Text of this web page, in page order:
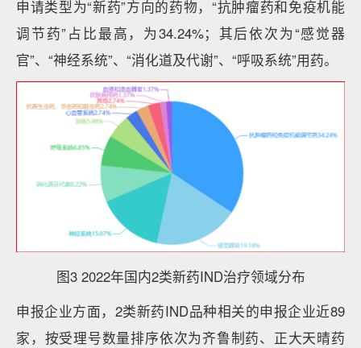
申请类型为“新药”方向的药物，“抗肿瘤药和免疫机能
调节药”占比最高，为34.24%；其后依次为“感觉器
官”、“神经系统”、“消化道及代谢”、“呼吸系统”用药。
图3 2022年国内2类新药IND治疗领域分布
申报企业方面，2类新药IND品种相关的申报企业近89
家，按受理号数量排序依次为齐鲁制药、正大天晴药